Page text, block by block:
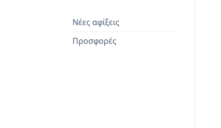
Νέες αφίξεις
Προσφορές